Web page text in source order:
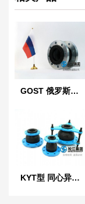
GOST 俄罗斯标准橡胶膨胀节
KYT型 同心异径橡胶接头